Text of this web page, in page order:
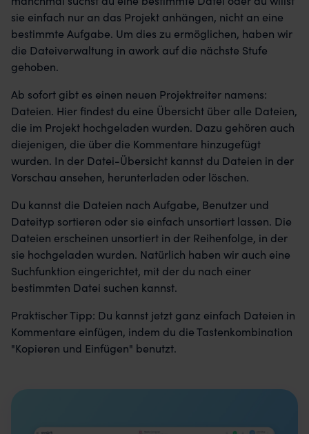
sie einfach nur an das Projekt anhängen, nicht an eine
bestimmte Aufgabe. Um dies zu ermöglichen, haben wir
die Dateiverwaltung in awork auf die nächste Stufe
gehoben.
Ab sofort gibt es einen neuen Projektreiter namens:
Dateien. Hier findest du eine Übersicht über alle Dateien,
die im Projekt hochgeladen wurden. Dazu gehören auch
diejenigen, die über die Kommentare hinzugefügt
wurden. In der Datei-Übersicht kannst du Dateien in der
Vorschau ansehen, herunterladen oder löschen.
Du kannst die Dateien nach Aufgabe, Benutzer und
Dateityp sortieren oder sie einfach unsortiert lassen. Die
Dateien erscheinen unsortiert in der Reihenfolge, in der
sie hochgeladen wurden. Natürlich haben wir auch eine
Suchfunktion eingerichtet, mit der du nach einer
bestimmten Datei suchen kannst.
Praktischer Tipp: Du kannst jetzt ganz einfach Dateien in
Kommentare einfügen, indem du die Tastenkombination
"Kopieren und Einfügen" benutzt.